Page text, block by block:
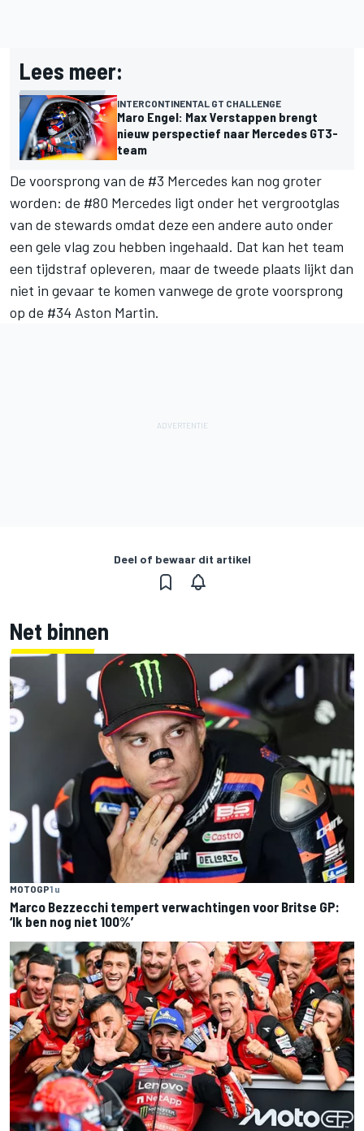
Lees meer:
INTERCONTINENTAL GT CHALLENGE
Maro Engel: Max Verstappen brengt
nieuw perspectief naar Mercedes GT3-
team
De voorsprong van de #3 Mercedes kan nog groter
worden: de #80 Mercedes ligt onder het vergrootglas
van de stewards omdat deze een andere auto onder
een gele vlag zou hebben ingehaald. Dat kan het team
een tijdstraf opleveren, maar de tweede plaats lijkt dan
niet in gevaar te komen vanwege de grote voorsprong
op de #34 Aston Martin.
Deel of bewaar dit artikel
Net binnen
MOTOGP1 u
Marco Bezzecchi tempert verwachtingen voor Britse GP:
‘Ik ben nog niet 100%’